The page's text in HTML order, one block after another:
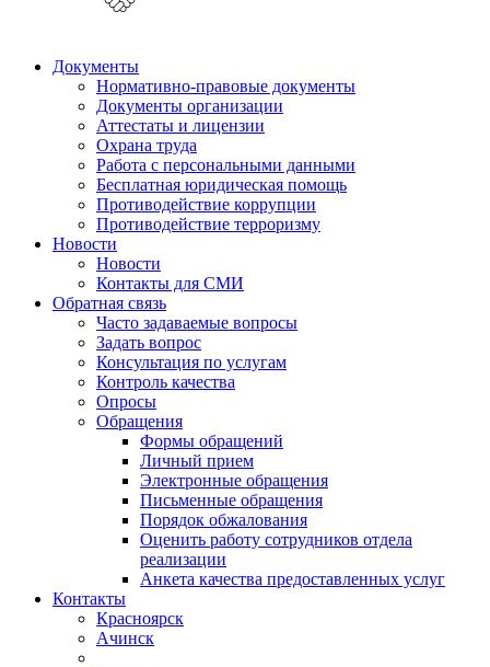
Документы
Нормативно-правовые документы
Документы организации
Аттестаты и лицензии
Охрана труда
Работа с персональными данными
Бесплатная юридическая помощь
Противодействие коррупции
Противодействие терроризму
Новости
Новости
Контакты для СМИ
Обратная связь
Часто задаваемые вопросы
Задать вопрос
Консультация по услугам
Контроль качества
Опросы
Обращения
Формы обращений
Личный прием
Электронные обращения
Письменные обращения
Порядок обжалования
Оценить работу сотрудников отдела
реализации
Анкета качества предоставленных услуг
Контакты
Красноярск
Ачинск